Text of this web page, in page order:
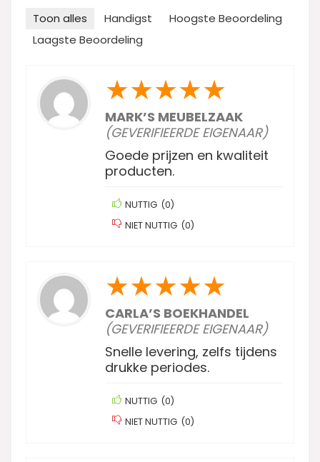
Toon alles Handigst
Hoogste Beoordeling
Laagste Beoordeling
★★★★★
MARK’S MEUBELZAAK
(GEVERIFIEERDE EIGENAAR)
Goede prijzen en kwaliteit
producten.
NUTTIG (0)
NIET NUTTIG (0)
★★★★★
CARLA’S BOEKHANDEL
(GEVERIFIEERDE EIGENAAR)
Snelle levering, zelfs tijdens
drukke periodes.
NUTTIG (0)
NIET NUTTIG (0)